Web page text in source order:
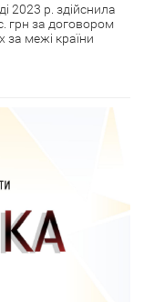
2023 р. здійснила
грн за договором
межі країни